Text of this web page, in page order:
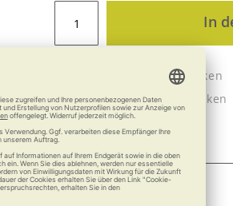
In
Merken
Drucken
Garantie